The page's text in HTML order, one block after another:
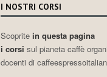
I NOSTRI CORSI
Scoprite in questa pagina
i corsi sul pianeta caffè
docenti di